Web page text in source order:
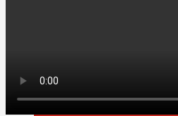
Newsletter